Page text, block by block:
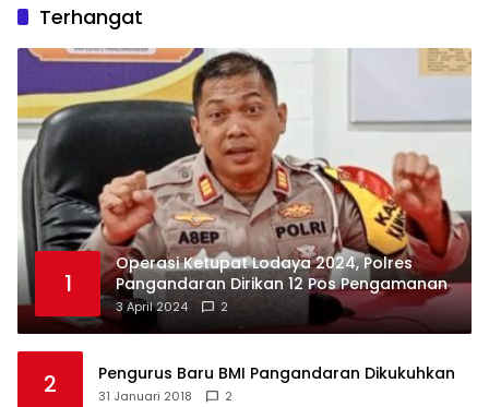
Terhangat
1
Operasi Ketupat Lodaya 2024, Polres
Pangandaran Dirikan 12 Pos Pengamanan
3 April 2024 2
2 Pengurus Baru BMI Pangandaran Dikukuhkan
31 Januari 2018 2